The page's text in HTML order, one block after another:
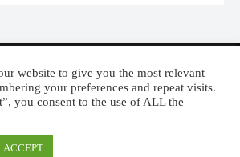
MONDEN
website to give you the most relevant
your preferences and repeat visits.
you consent to the use of ALL the
ACCEPT